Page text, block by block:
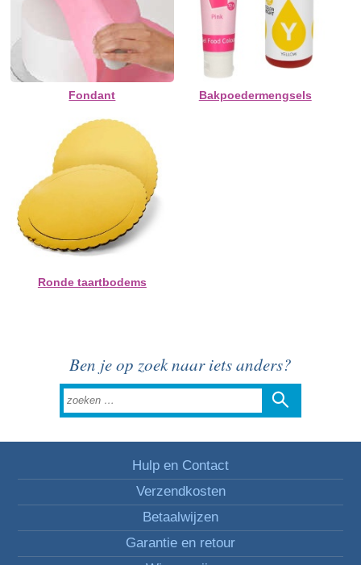
Fondant Bakpoedermengsels
Ronde taartbodems
Ben je op zoek naar iets anders?
Hulp en Contact
Verzendkosten
Betaalwijzen
Garantie en retour